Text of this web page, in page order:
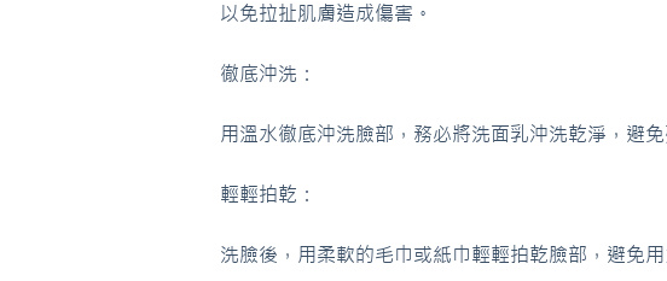
以免拉扯肌膚造成傷害。
徹底沖洗：
用溫水徹底沖洗臉部，務必將洗面乳沖洗乾淨，避
輕輕拍乾：
洗臉後，用柔軟的毛巾或紙巾輕輕拍乾臉部，避免